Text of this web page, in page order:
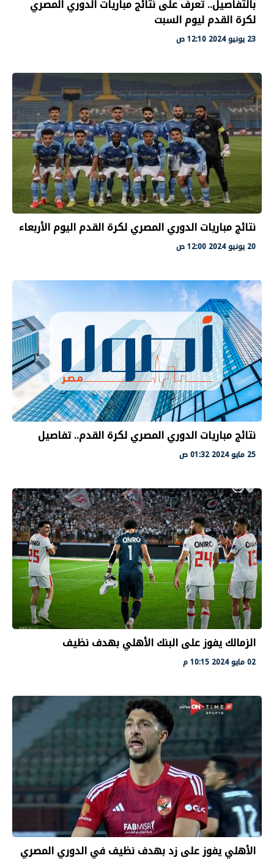
بالتفاصيل.. تعرف على نتائج مباريات الدوري المصري
لكرة القدم ليوم السبت
23 يونيو 2024 12:10 ص
نتائج مباريات الدوري المصري لكرة القدم اليوم الأربعاء
20 يونيو 2024 12:00 ص
نتائج مباريات الدوري المصري لكرة القدم.. تفاصيل
25 مايو 2024 01:32 ص
الزمالك يفوز على البنك الأهلي بهدف نظيف
02 مايو 2024 10:15 م
الأهلي يفوز على زد بهدف نظيف في الدوري المصري